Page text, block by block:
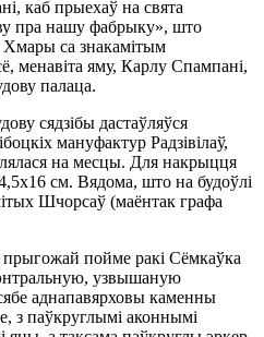
каб прыехаў на свята
пра нашу фабрыку», што
са знакамітым
менавіта яму, Карлу Спампані,
палаца.
сядзібы дастаўляўся
мануфактур Радзівілаў,
на месцы. Для накрыцця
см. Вядома, што на будоўлі
Шчорсаў (маёнтак графа
прыгожай пойме ракі Сёмкаўка
узвышаную
аднапавярховы каменны
з паўкруглымі аконнымі